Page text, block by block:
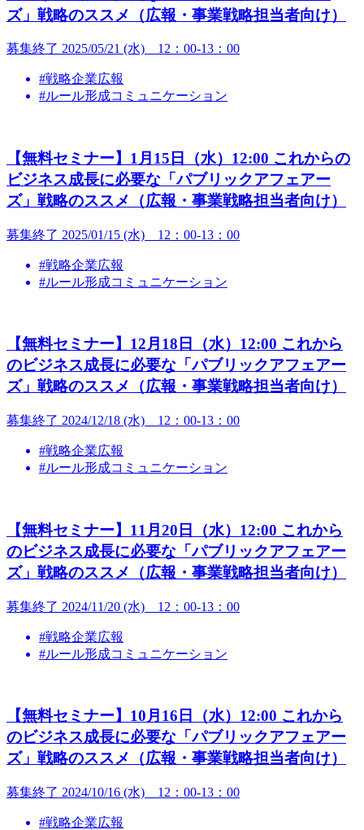
ズ」戦略のススメ（広報・事業戦略担当者向け）
募集終了 2025/05/21 (水) 12：00-13：00
#戦略企業広報
#ルール形成コミュニケーション
【無料セミナー】1月15日（水）12:00 これからの
ビジネス成長に必要な「パブリックアフェアー
ズ」戦略のススメ（広報・事業戦略担当者向け）
募集終了 2025/01/15 (水) 12：00-13：00
#戦略企業広報
#ルール形成コミュニケーション
【無料セミナー】12月18日（水）12:00 これから
のビジネス成長に必要な「パブリックアフェアー
ズ」戦略のススメ（広報・事業戦略担当者向け）
募集終了 2024/12/18 (水) 12：00-13：00
#戦略企業広報
#ルール形成コミュニケーション
【無料セミナー】11月20日（水）12:00 これから
のビジネス成長に必要な「パブリックアフェアー
ズ」戦略のススメ（広報・事業戦略担当者向け）
募集終了 2024/11/20 (水) 12：00-13：00
#戦略企業広報
#ルール形成コミュニケーション
【無料セミナー】10月16日（水）12:00 これから
のビジネス成長に必要な「パブリックアフェアー
ズ」戦略のススメ（広報・事業戦略担当者向け）
募集終了 2024/10/16 (水) 12：00-13：00
#戦略企業広報